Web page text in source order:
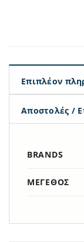
Επιπλέον
Αποστολές /
BRANDS
ΜΈΓΕΘΟΣ